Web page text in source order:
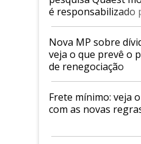
é responsabilizado
tarifaço dos EUA
Nova MP sobre
veja o que prevê o
de renegociação
Frete mínimo: veja
com as novas